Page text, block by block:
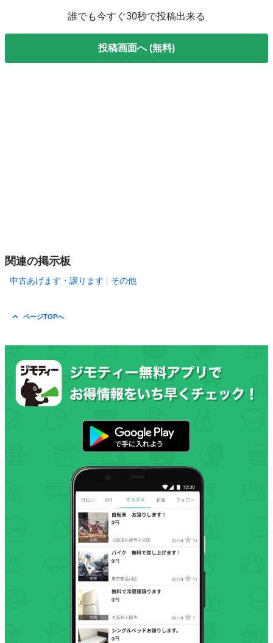
誰でも今すぐ30秒で投稿出来る
投稿画面へ (無料)
関連の掲示板
中古あげます・譲ります その他
ページTOPへ